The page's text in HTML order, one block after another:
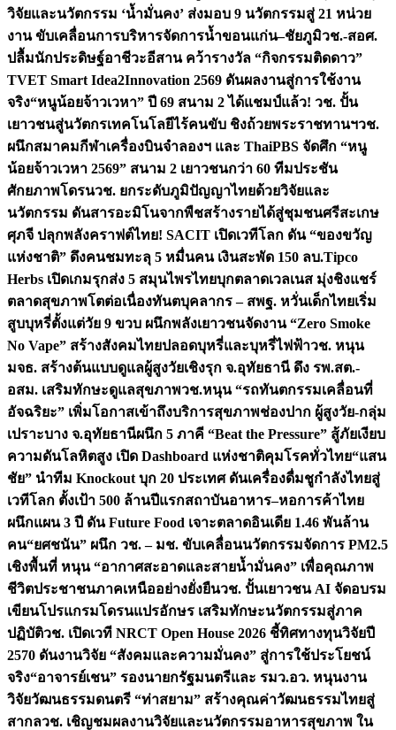
วิจัยและนวัตกรรม ‘น้ำมั่นคง’ ส่งมอบ 9 นวัตกรรมสู่ 21 หน่วย
งาน ขับเคลื่อนการบริหารจัดการน้ำขอนแก่น–ชัยภูมิวช.-สอศ.
ปลื้มนักประดิษฐ์อาชีวะอีสาน คว้ารางวัล “กิจกรรมติดดาว”
TVET Smart Idea2Innovation 2569 ดันผลงานสู่การใช้งาน
จริง“หนูน้อยจ้าวเวหา” ปี 69 สนาม 2 ได้แชมป์แล้ว! วช. ปั้น
เยาวชนสู่นวัตกรเทคโนโลยีไร้คนขับ ชิงถ้วยพระราชทานฯวช.
ผนึกสมาคมกีฬาเครื่องบินจำลองฯ และ ThaiPBS จัดศึก “หนู
น้อยจ้าวเวหา 2569” สนาม 2 เยาวชนกว่า 60 ทีมประชัน
ศักยภาพโดรนวช. ยกระดับภูมิปัญญาไทยด้วยวิจัยและ
นวัตกรรม ดันสารอะมิโนจากพืชสร้างรายได้สู่ชุมชนศรีสะเกษ
ศุภจี ปลุกพลังคราฟต์ไทย! SACIT เปิดเวทีโลก ดัน “ของขวัญ
แห่งชาติ” ดึงคนชมทะลุ 5 หมื่นคน เงินสะพัด 150 ลบ.Tipco
Herbs เปิดเกมรุกส่ง 5 สมุนไพรไทยบุกตลาดเวลเนส มุ่งชิงแชร์
ตลาดสุขภาพโตต่อเนื่องทันตบุคลากร – สพฐ. หวั่นเด็กไทยเริ่ม
สูบบุหรี่ตั้งแต่วัย 9 ขวบ ผนึกพลังเยาวชนจัดงาน “Zero Smoke
No Vape” สร้างสังคมไทยปลอดบุหรี่และบุหรี่ไฟฟ้าวช. หนุน
มจธ. สร้างต้นแบบดูแลผู้สูงวัยเชิงรุก จ.อุทัยธานี ดึง รพ.สต.-
อสม. เสริมทักษะดูแลสุขภาพวช.หนุน “รถทันตกรรมเคลื่อนที่
อัจฉริยะ” เพิ่มโอกาสเข้าถึงบริการสุขภาพช่องปาก ผู้สูงวัย-กลุ่ม
เปราะบาง จ.อุทัยธานีผนึก 5 ภาคี “Beat the Pressure” สู้ภัยเงียบ
ความดันโลหิตสูง เปิด Dashboard แห่งชาติคุมโรคทั่วไทย“แสน
ชัย” นำทีม Knockout บุก 20 ประเทศ ดันเครื่องดื่มชูกำลังไทยสู่
เวทีโลก ตั้งเป้า 500 ล้านปีแรกสถาบันอาหาร–หอการค้าไทย
ผนึกแผน 3 ปี ดัน Future Food เจาะตลาดอินเดีย 1.46 พันล้าน
คน“ยศชนัน” ผนึก วช. – มช. ขับเคลื่อนนวัตกรรมจัดการ PM2.5
เชิงพื้นที่ หนุน “อากาศสะอาดและสายน้ำมั่นคง” เพื่อคุณภาพ
ชีวิตประชาชนภาคเหนืออย่างยั่งยืนวช. ปั้นเยาวชน AI จัดอบรม
เขียนโปรแกรมโดรนแปรอักษร เสริมทักษะนวัตกรรมสู่ภาค
ปฏิบัติวช. เปิดเวที NRCT Open House 2026 ชี้ทิศทางทุนวิจัยปี
2570 ดันงานวิจัย “สังคมและความมั่นคง” สู่การใช้ประโยชน์
จริง“อาจารย์เชน” รองนายกรัฐมนตรีและ รมว.อว. หนุนงาน
วิจัยวัฒนธรรมดนตรี “ท่าสยาม” สร้างคุณค่าวัฒนธรรมไทยสู่
สากลวช. เชิญชมผลงานวิจัยและนวัตกรรมอาหารสุขภาพ ใน